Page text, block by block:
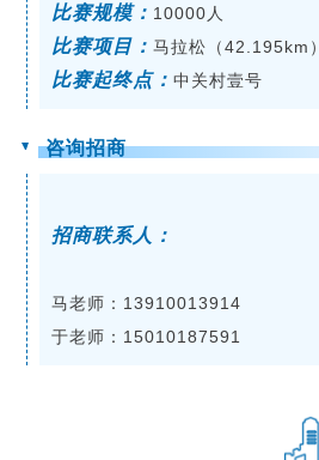
比赛规模： 10000人
比赛项目： 马拉松（42.195km）
比赛起终点： 中关村壹号
咨询招商
招商联系人：
马老师：13910013914
于老师：15010187591